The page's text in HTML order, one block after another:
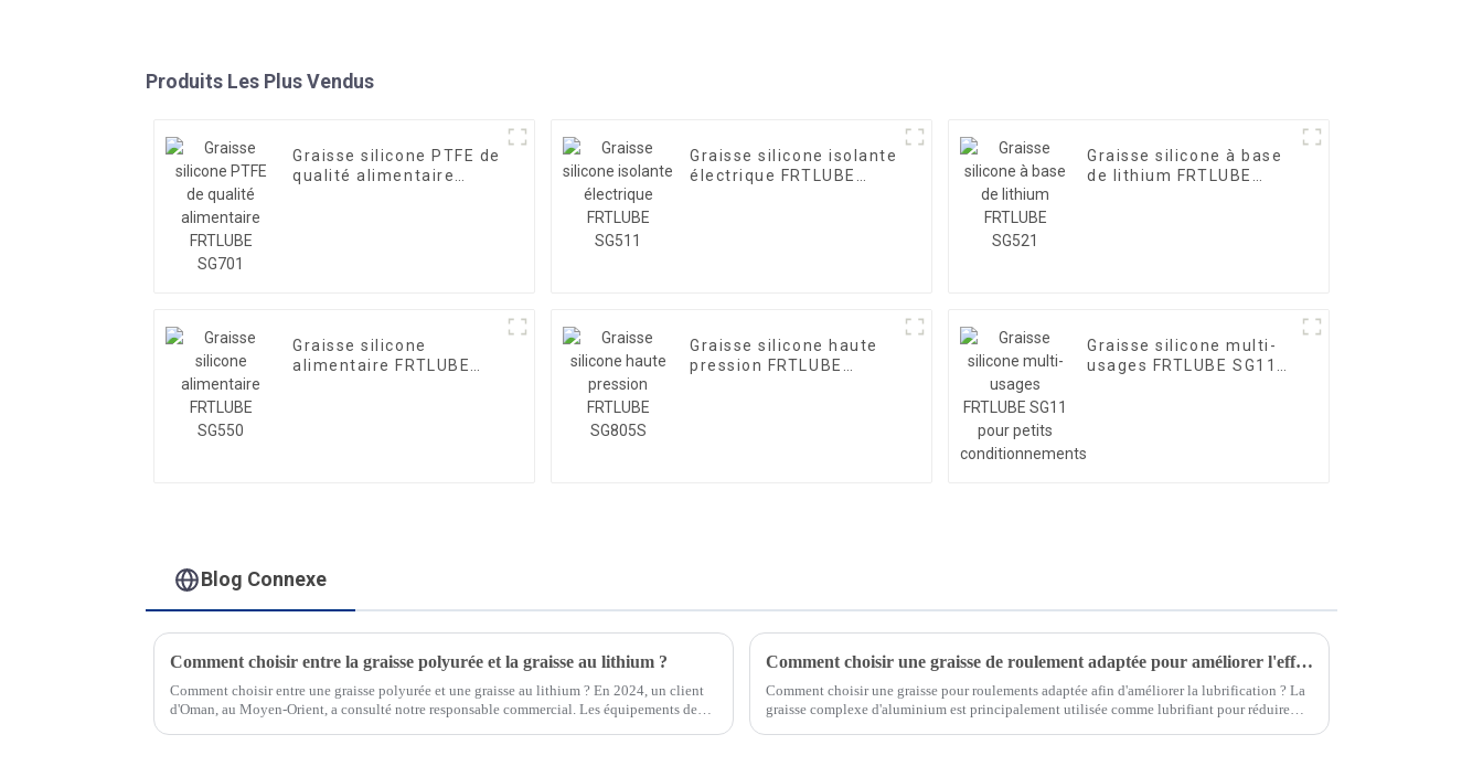
Produits Les Plus Vendus
Graisse silicone PTFE de
qualité alimentaire
Graisse silicone isolante
électrique FRTLUBE
Graisse silicone à base
de lithium FRTLUBE
Graisse silicone
alimentaire FRTLUBE
Graisse silicone haute
pression FRTLUBE
Graisse silicone multi-
usages FRTLUBE SG11
Blog Connexe
Comment choisir entre la graisse polyurée et la graisse au lithium ?
Comment choisir entre une graisse polyurée et une graisse au lithium ? En 2024, un client
d'Oman, au Moyen-Orient, a consulté notre responsable commercial. Les équipements de
Comment choisir une graisse de roulement adaptée pour améliorer l'effet de lubrification
Comment choisir une graisse pour roulements adaptée afin d'améliorer la lubrification ? La
graisse complexe d'aluminium est principalement utilisée comme lubrifiant pour réduire